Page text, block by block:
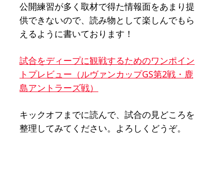
公開練習が多く取材で得た情報面をあまり提
供できないので、読み物として楽しんでもら
えるように書いております！
試合をディープに観戦するためのワンポイン
トプレビュー（ルヴァンカップGS第2戦・鹿
島アントラーズ戦）
キックオフまでに読んで、試合の見どころを
整理してみてください。よろしくどうぞ。